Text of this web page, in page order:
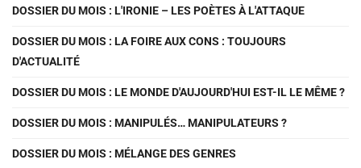
DOSSIER DU MOIS : L'IRONIE – LES POÈTES À L'ATTAQUE
DOSSIER DU MOIS : LA FOIRE AUX CONS : TOUJOURS
D'ACTUALITÉ
DOSSIER DU MOIS : LE MONDE D'AUJOURD'HUI EST-IL LE MÊME ?
DOSSIER DU MOIS : MANIPULÉS… MANIPULATEURS ?
DOSSIER DU MOIS : MÉLANGE DES GENRES